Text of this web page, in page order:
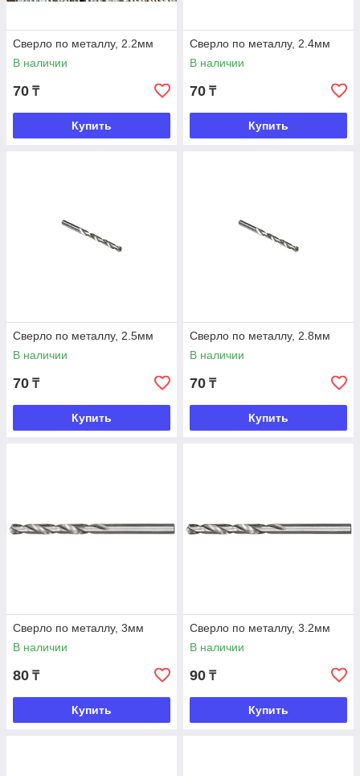
Сверло по металлу, 2.2мм
В наличии
70 ₸
Купить
Сверло по металлу, 2.4мм
В наличии
70 ₸
Купить
Сверло по металлу, 2.5мм
В наличии
70 ₸
Купить
Сверло по металлу, 2.8мм
В наличии
70 ₸
Купить
Сверло по металлу, 3мм
В наличии
80 ₸
Купить
Сверло по металлу, 3.2мм
В наличии
90 ₸
Купить